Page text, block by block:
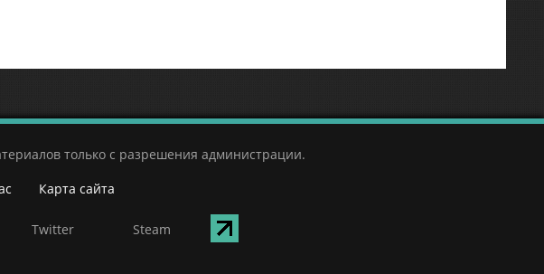
только с разрешения администрации.
Карта сайта
Twitter Steam